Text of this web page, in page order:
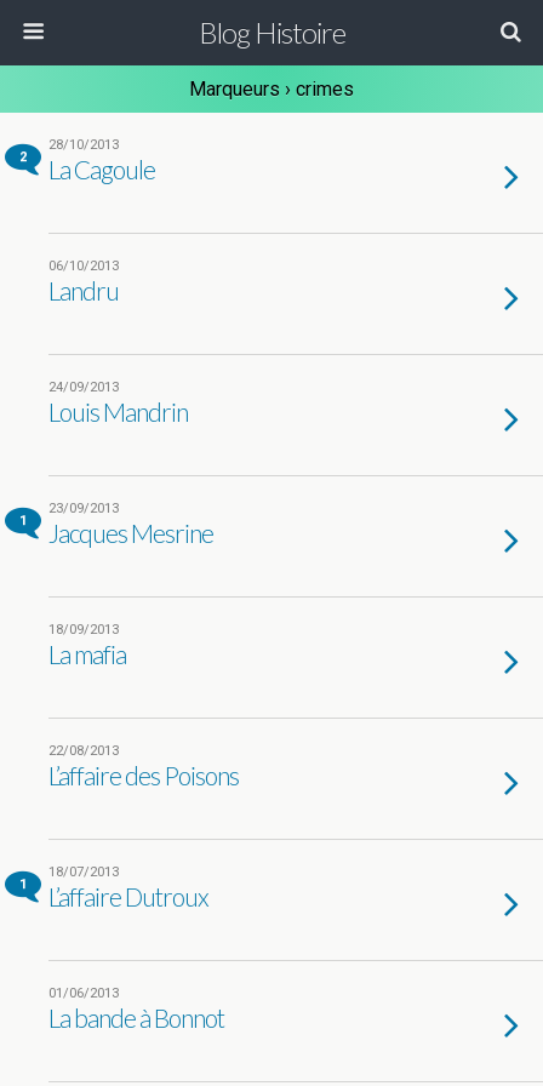
Blog Histoire
Marqueurs › crimes
2
28/10/2013
La Cagoule
06/10/2013
Landru
24/09/2013
Louis Mandrin
1
23/09/2013
Jacques Mesrine
18/09/2013
La mafia
22/08/2013
L’affaire des Poisons
1
18/07/2013
L’affaire Dutroux
01/06/2013
La bande à Bonnot